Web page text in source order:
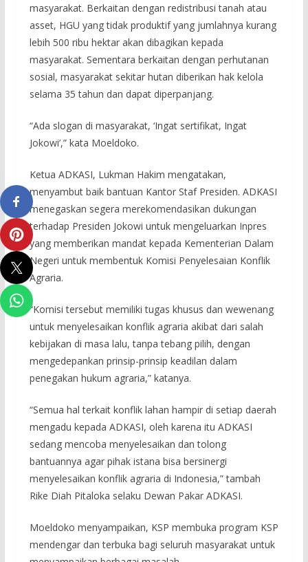
masyarakat. Berkaitan dengan redistribusi tanah atau
asset, HGU yang tidak produktif yang jumlahnya kurang
lebih 500 ribu hektar akan dibagikan kepada
masyarakat. Sementara berkaitan dengan perhutanan
sosial, masyarakat sekitar hutan diberikan hak kelola
selama 35 tahun dan dapat diperpanjang.
“Ada slogan di masyarakat, ‘Ingat sertifikat, Ingat
Jokowi’,” kata Moeldoko.
Ketua ADKASI, Lukman Hakim mengatakan,
menyambut baik bantuan Kantor Staf Presiden. ADKASI
menegaskan segera merekomendasikan dukungan
terhadap Presiden Jokowi untuk mengeluarkan Inpres
yang memberikan mandat kepada Kementerian Dalam
Negeri untuk membentuk Komisi Penyelesaian Konflik
Agraria.
“Komisi tersebut memiliki tugas khusus dan wewenang
untuk menyelesaikan konflik agraria akibat dari salah
kebijakan di masa lalu, tanpa tebang pilih, dengan
mengedepankan prinsip-prinsip keadilan dalam
penegakan hukum agraria,” katanya.
“Semua hal terkait konflik lahan hampir di setiap daerah
mengadu kepada ADKASI, oleh karena itu ADKASI
sedang mencoba menyelesaikan dan tolong
bantuannya agar pihak istana bisa bersinergi
menyelesaikan konflik agraria di Indonesia,” tambah
Rike Diah Pitaloka selaku Dewan Pakar ADKASI.
Moeldoko menyampaikan, KSP membuka program KSP
mendengar dan terbuka bagi seluruh masyarakat untuk